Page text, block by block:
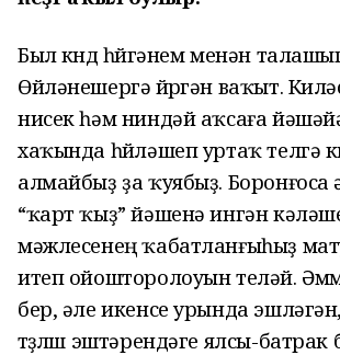
Был көндө һөйгәнем менән
Өйләнешергә йөрөгән ваҡыт.
нисек һәм ниндәй аҡсаға
хаҡында һөйләшеп уртаҡ телгә
алмайбыҙ ҙа ҡуябыҙ. Боронғоса
“ҡарт ҡыҙ” йәшенә ингән
мәжлесенең ҡабатланғыһыҙ
итеп ойошторолоуын теләй.
бер, әле икенсе урында
төҙөлөш эштәрендәге ялсы-